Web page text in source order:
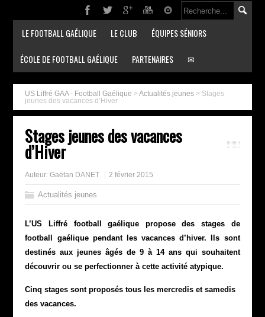
LE FOOTBALL GAÉLIQUE LE CLUB ÉQUIPES SÉNIORS
ÉCOLE DE FOOTBALL GAÉLIQUE PARTENAIRES ✉
US Liffré GAA - Football Gaélique >Actualités jeunes > Stages
jeunes des vacances d’Hiver
Stages jeunes des vacances
d’Hiver
Auteur:Gaëtan DANET 2 février 2015
Actualités jeunes
L’US Liffré football gaélique propose des stages de
football gaélique pendant les vacances d’hiver. Ils sont
destinés aux jeunes âgés de 9 à 14 ans qui souhaitent
découvrir ou se perfectionner à cette activité atypique.
Cinq stages sont proposés tous les mercredis et samedis
des vacances.